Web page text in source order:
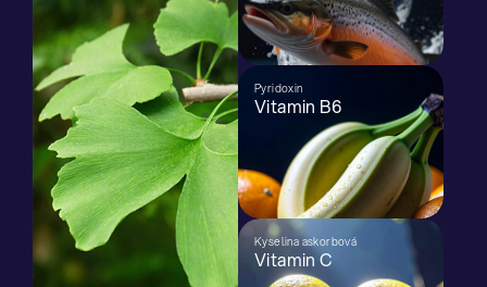
Pyridoxin
Vitamin B6
Kyselina askorbová
Vitamin C